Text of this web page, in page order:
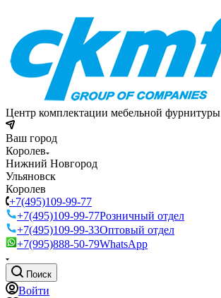
Центр комплектации мебельной фурнитуры
Ваш город
Королев
Нижний Новгород
Ульяновск
Королев
+7(495)109-99-77
+7(495)109-99-77Розничный отдел
+7(495)109-99-33Оптовый отдел
+7(995)888-50-79WhatsApp
Поиск
Войти